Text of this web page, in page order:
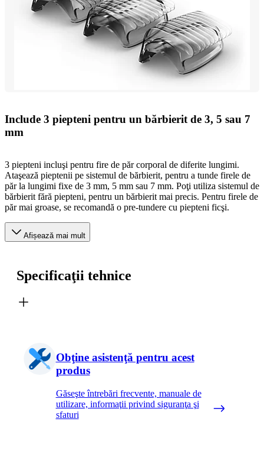
Include 3 piepteni pentru un bărbierit de 3, 5 sau 7
mm
3 piepteni incluşi pentru fire de păr corporal de diferite lungimi.
Ataşează pieptenii pe sistemul de bărbierit, pentru a tunde firele de
păr la lungimi fixe de 3 mm, 5 mm sau 7 mm. Poţi utiliza sistemul de
bărbierit fără piepteni, pentru un bărbierit mai precis. Pentru firele de
păr mai groase, se recomandă o pre-tundere cu piepteni ficşi.
Afișează mai mult
Specificaţii tehnice
Obţine asistenţă pentru acest
produs
Găseşte întrebări frecvente, manuale de
utilizare, informaţii privind siguranţa şi
sfaturi